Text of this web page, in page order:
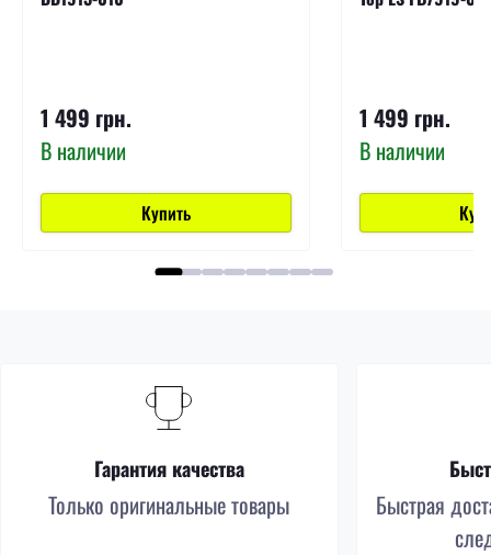
1 499 грн.
В наличии
Купить
1 499 грн.
В наличии
Гарантия качества
Только оригинальные товары
Быстрая